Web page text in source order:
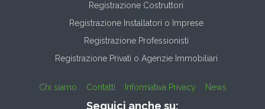
Registrazione Costruttori
Registrazione Installatori o Imprese
Registrazione Professionisti
Registrazione Privati o Agenzie Immobiliari
Chi siamo Contatti Informativa Privacy News
Seguici anche su: